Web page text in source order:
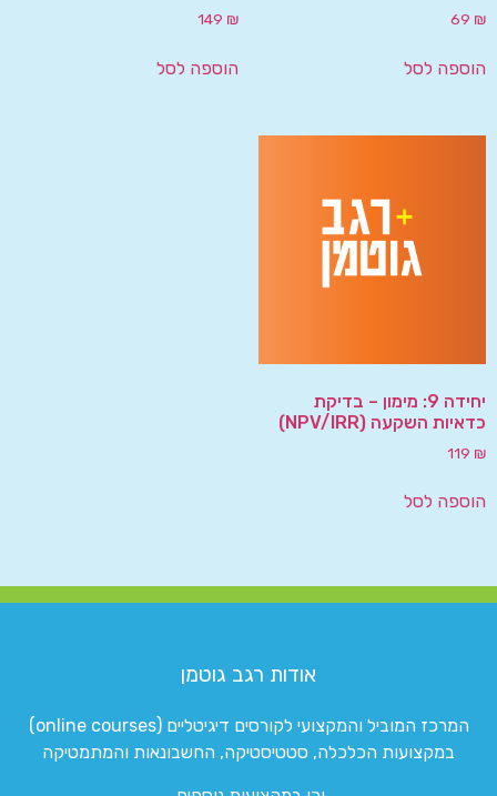
69 ₪
הוספה לסל
149 ₪
הוספה לסל
יחידה 9: מימון – בדיקת
כדאיות השקעה (NPV/IRR)
119 ₪
הוספה לסל
אודות רגב גוטמן
המרכז המוביל והמקצועי לקורסים דיגיטליים (online courses)
במקצועות הכלכלה, סטטיסטיקה, החשבונאות והמתמטיקה